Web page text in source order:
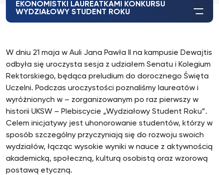
EKONOMISTKI LAUREATKAMI KONKURSU
WYDZIAŁOWY STUDENT ROKU
W dniu 21 maja w Auli Jana Pawła II na kampusie Dewajtis
odbyła się uroczysta sesja z udziałem Senatu i Kolegium
Rektorskiego, będąca preludium do dorocznego Święta
Uczelni. Podczas uroczystości poznaliśmy laureatów i
wyróżnionych w – zorganizowanym po raz pierwszy w
historii UKSW – Plebiscycie „Wydziałowy Student Roku”.
Celem inicjatywy jest uhonorowanie studentów, którzy w
sposób szczególny przyczyniają się do rozwoju swoich
wydziałów, łącząc wysokie wyniki w nauce z aktywnością
akademicką, społeczną, kulturą osobistą oraz wzorową
postawą etyczną.